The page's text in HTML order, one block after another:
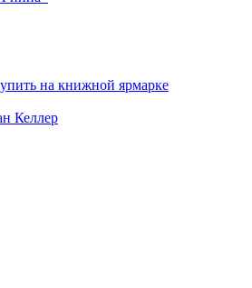
на книжной ярмарке
Келлер